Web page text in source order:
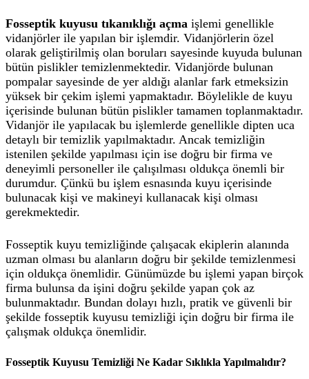
Fosseptik kuyusu tıkanıklığı açma işlemi genellikle
vidanjörler ile yapılan bir işlemdir. Vidanjörlerin özel
olarak geliştirilmiş olan boruları sayesinde kuyuda bulunan
bütün pislikler temizlenmektedir. Vidanjörde bulunan
pompalar sayesinde de yer aldığı alanlar fark etmeksizin
yüksek bir çekim işlemi yapmaktadır. Böylelikle de kuyu
içerisinde bulunan bütün pislikler tamamen toplanmaktadır.
Vidanjör ile yapılacak bu işlemlerde genellikle dipten uca
detaylı bir temizlik yapılmaktadır. Ancak temizliğin
istenilen şekilde yapılması için ise doğru bir firma ve
deneyimli personeller ile çalışılması oldukça önemli bir
durumdur. Çünkü bu işlem esnasında kuyu içerisinde
bulunacak kişi ve makineyi kullanacak kişi olması
gerekmektedir.
Fosseptik kuyu temizliğinde çalışacak ekiplerin alanında
uzman olması bu alanların doğru bir şekilde temizlenmesi
için oldukça önemlidir. Günümüzde bu işlemi yapan birçok
firma bulunsa da işini doğru şekilde yapan çok az
bulunmaktadır. Bundan dolayı hızlı, pratik ve güvenli bir
şekilde fosseptik kuyusu temizliği için doğru bir firma ile
çalışmak oldukça önemlidir.
Fosseptik Kuyusu Temizliği Ne Kadar Sıklıkla Yapılmalıdır?